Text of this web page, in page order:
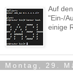
Auf
"Ein-/
einige
Montag, 29.